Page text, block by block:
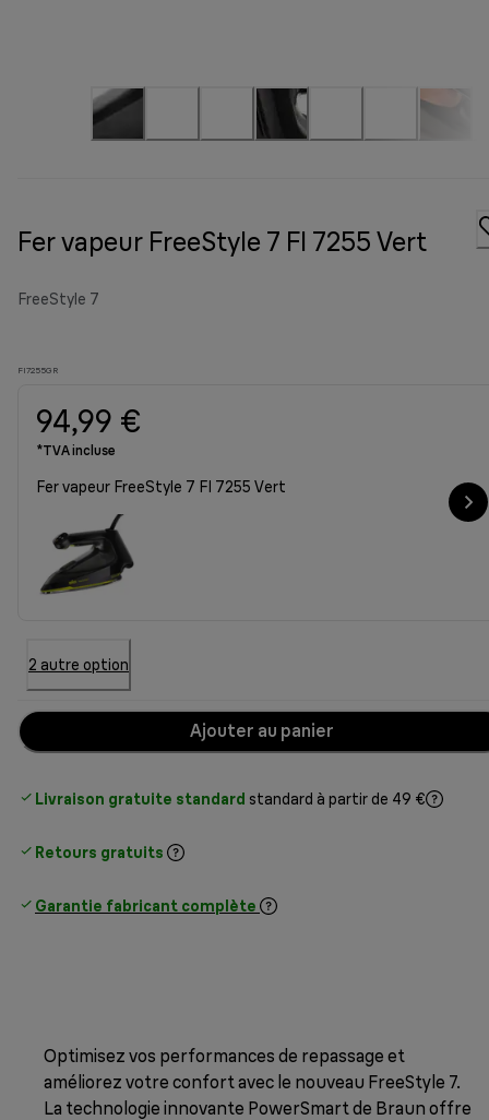
Fer vapeur FreeStyle 7 FI 7255 Vert
FreeStyle 7
FI7255GR
94,99 €
*TVA incluse
Fer vapeur FreeStyle 7 FI 7255 Vert
2 autre option
Ajouter au panier
Livraison gratuite standard standard à partir de 49 €
Retours gratuits
Garantie fabricant complète
Optimisez vos performances de repassage et
améliorez votre confort avec le nouveau FreeStyle 7.
La technologie innovante PowerSmart de Braun offre